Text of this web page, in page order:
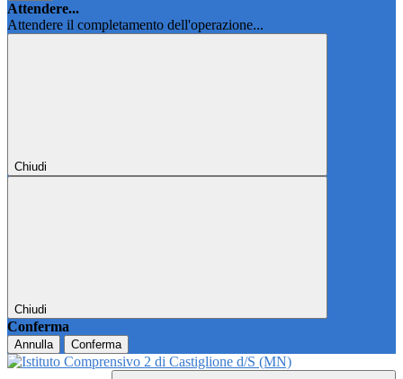
Attendere...
Attendere il completamento dell'operazione...
Chiudi
Chiudi
Conferma
Annulla Conferma